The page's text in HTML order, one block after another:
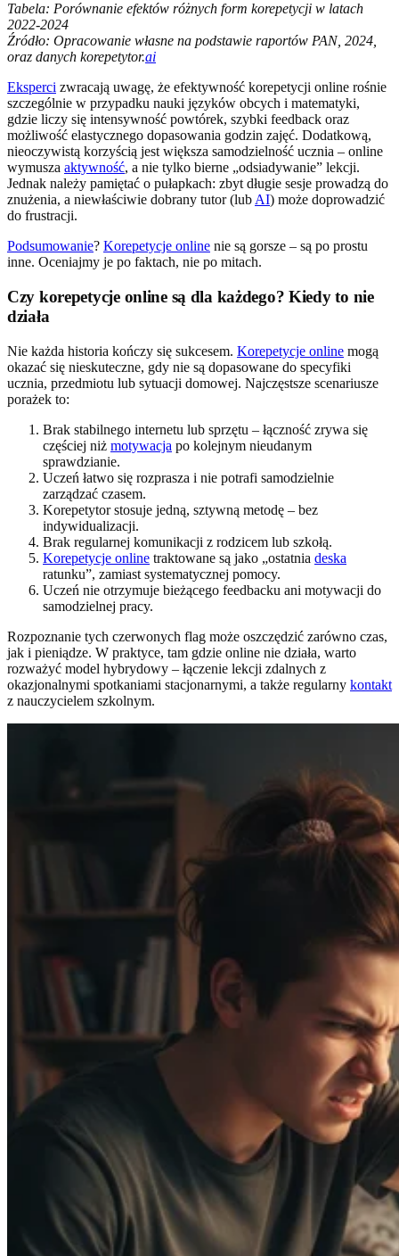
Tabela: Porównanie efektów różnych form korepetycji w latach
2022-2024
Źródło: Opracowanie własne na podstawie raportów PAN, 2024,
oraz danych korepetytor.ai
Eksperci zwracają uwagę, że efektywność korepetycji online rośnie
szczególnie w przypadku nauki języków obcych i matematyki,
gdzie liczy się intensywność powtórek, szybki feedback oraz
możliwość elastycznego dopasowania godzin zajęć. Dodatkową,
nieoczywistą korzyścią jest większa samodzielność ucznia – online
wymusza aktywność, a nie tylko bierne „odsiadywanie” lekcji.
Jednak należy pamiętać o pułapkach: zbyt długie sesje prowadzą do
znużenia, a niewłaściwie dobrany tutor (lub AI) może doprowadzić
do frustracji.
Podsumowanie? Korepetycje online nie są gorsze – są po prostu
inne. Oceniajmy je po faktach, nie po mitach.
Czy korepetycje online są dla każdego? Kiedy to nie
działa
Nie każda historia kończy się sukcesem. Korepetycje online mogą
okazać się nieskuteczne, gdy nie są dopasowane do specyfiki
ucznia, przedmiotu lub sytuacji domowej. Najczęstsze scenariusze
porażek to:
Brak stabilnego internetu lub sprzętu – łączność zrywa się
częściej niż motywacja po kolejnym nieudanym
sprawdzianie.
Uczeń łatwo się rozprasza i nie potrafi samodzielnie
zarządzać czasem.
Korepetytor stosuje jedną, sztywną metodę – bez
indywidualizacji.
Brak regularnej komunikacji z rodzicem lub szkołą.
Korepetycje online traktowane są jako „ostatnia deska
ratunku”, zamiast systematycznej pomocy.
Uczeń nie otrzymuje bieżącego feedbacku ani motywacji do
samodzielnej pracy.
Rozpoznanie tych czerwonych flag może oszczędzić zarówno czas,
jak i pieniądze. W praktyce, tam gdzie online nie działa, warto
rozważyć model hybrydowy – łączenie lekcji zdalnych z
okazjonalnymi spotkaniami stacjonarnymi, a także regularny kontakt
z nauczycielem szkolnym.